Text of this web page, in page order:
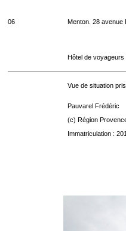
06 Menton. 28 avenue
Hôtel de voyageurs
Vue de situation
Pauvarel Frédéric
(c) Région
Immatriculation :